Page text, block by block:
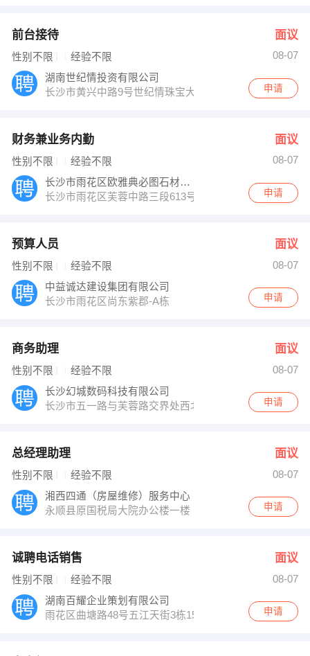
前台接待 面议
性别不限 经验不限
08-07
湖南世纪情投资有限公司
长沙市黄兴中路9号世纪情珠宝大厦5148房
申请
财务兼业务内勤 面议
性别不限 经验不限
08-07
长沙市雨花区欧雅典必图石材公司
长沙市雨花区芙蓉中路三段613号浦沅小区
申请
预算人员 面议
性别不限 经验不限
08-07
中益诚达建设集团有限公司
长沙市雨花区尚东紫郡-A栋
申请
商务助理 面议
性别不限 经验不限
08-07
长沙幻城数码科技有限公司
长沙市五一路与芙蓉路交界处西北角，第一大道写字楼
申请
总经理助理 面议
性别不限 经验不限
08-07
湘西四通（房屋维修）服务中心
永顺县原国税局大院办公楼一楼
申请
诚聘电话销售 面议
性别不限 经验不限
08-07
湖南百耀企业策划有限公司
雨花区曲塘路48号五江天街3栋1503
申请